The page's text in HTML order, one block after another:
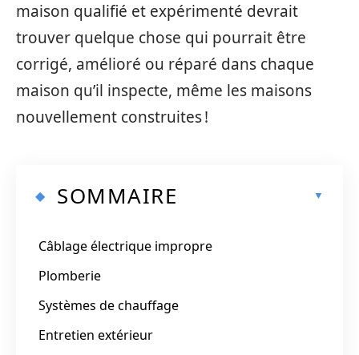
maison qualifié et expérimenté devrait
trouver quelque chose qui pourrait être
corrigé, amélioré ou réparé dans chaque
maison qu’il inspecte, même les maisons
nouvellement construites !
SOMMAIRE
Câblage électrique impropre
Plomberie
Systèmes de chauffage
Entretien extérieur